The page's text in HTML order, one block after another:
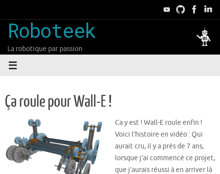
au
contenu
Roboteek
La robotique par passion
Ça roule pour Wall-E !
Ca y est ! Wall-E roule enfin !
Voici l’histoire en vidéo : Qui
aurait cru, il y a près de 7 ans,
lorsque j’ai commencé ce projet,
que j’aurais réussi à en arriver là